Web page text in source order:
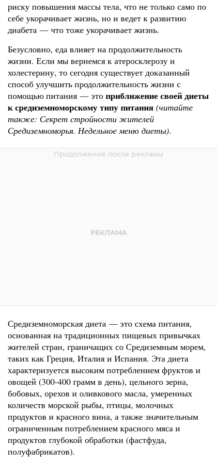
риску повышения массы тела, что не только само по
себе укорачивает жизнь, но и ведет к развитию
диабета — что тоже укорачивает жизнь.
Безусловно, еда влияет на продолжительность
жизни. Если мы вернемся к атеросклерозу и
холестерину, то сегодня существует доказанный
способ улучшить продолжительность жизни с
помощью питания — это приближение своей диеты
к средиземноморскому типу питания (читайте
также: Секрет стройности жителей
Средиземноморья. Недельное меню диеты).
Средиземноморская диета — это схема питания,
основанная на традиционных пищевых привычках
жителей стран, граничащих со Средиземным морем,
таких как Греция, Италия и Испания. Эта диета
характеризуется высоким потреблением фруктов и
овощей (300-400 грамм в день), цельного зерна,
бобовых, орехов и оливкового масла, умеренных
количеств морской рыбы, птицы, молочных
продуктов и красного вина, а также значительным
ограниченным потреблением красного мяса и
продуктов глубокой обработки (фастфуда,
полуфабрикатов).